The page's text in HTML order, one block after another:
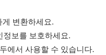
변환하세요.
정보를 보호하세요.
에서 사용할 수 있습니다.